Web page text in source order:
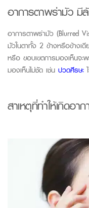
อาการตาพร่ามัว มี
อาการตาพร่ามัว (Blurred
มัวในตาทั้ง 2 ข้างหรือข้าง
หรือ ขอบเขตการมองเห็นจ
มองเห็นไม่ชัด เช่น ปวดศีรษะ
สาเหตุที่ทำให้เกิดอ